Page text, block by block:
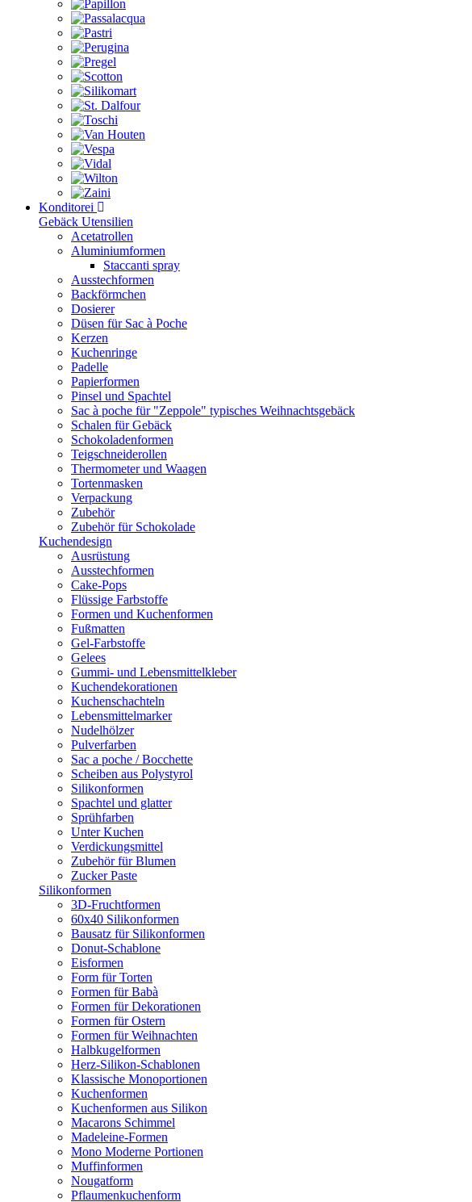
Konditorei
Gebäck Utensilien
Acetatrollen
Aluminiumformen
Staccanti spray
Ausstechformen
Backförmchen
Dosierer
Düsen für Sac à Poche
Kerzen
Kuchenringe
Padelle
Papierformen
Pinsel und Spachtel
Sac à poche für "Zeppole" typisches Weihnachtsgebäck
Schalen für Gebäck
Schokoladenformen
Teigschneiderollen
Thermometer und Waagen
Tortenmasken
Verpackung
Zubehör
Zubehör für Schokolade
Kuchendesign
Ausrüstung
Ausstechformen
Cake-Pops
Flüssige Farbstoffe
Formen und Kuchenformen
Fußmatten
Gel-Farbstoffe
Gelees
Gummi- und Lebensmittelkleber
Kuchendekorationen
Kuchenschachteln
Lebensmittelmarker
Nudelhölzer
Pulverfarben
Sac a poche / Bocchette
Scheiben aus Polystyrol
Silikonformen
Spachtel und glatter
Sprühfarben
Unter Kuchen
Verdickungsmittel
Zubehör für Blumen
Zucker Paste
Silikonformen
3D-Fruchtformen
60x40 Silikonformen
Bausatz für Silikonformen
Donut-Schablone
Eisformen
Form für Torten
Formen für Babà
Formen für Dekorationen
Formen für Ostern
Formen für Weihnachten
Halbkugelformen
Herz-Silikon-Schablonen
Klassische Monoportionen
Kuchenformen
Kuchenformen aus Silikon
Macarons Schimmel
Madeleine-Formen
Mono Moderne Portionen
Muffinformen
Nougatform
Pflaumenkuchenform